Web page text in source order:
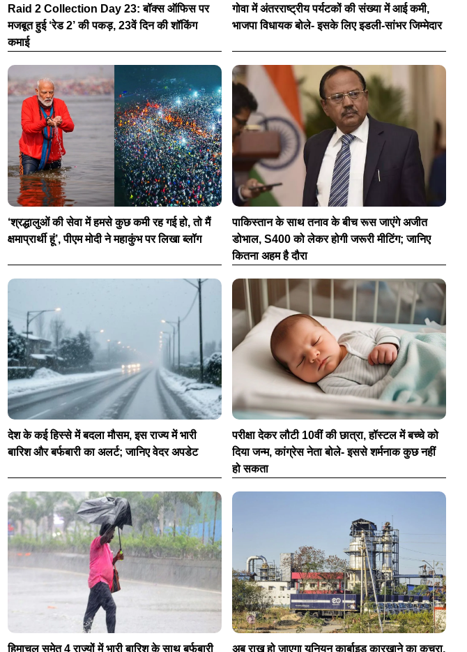
Raid 2 Collection Day 23: बॉक्स ऑफिस पर
मजबूत हुई ‘रेड 2’ की पकड़, 23वें दिन की शॉकिंग
कमाई
गोवा में अंतरराष्ट्रीय पर्यटकों की संख्या में आई कमी,
भाजपा विधायक बोले- इसके लिए इडली-सांभर जिम्मेदार
‘श्रद्धालुओं की सेवा में हमसे कुछ कमी रह गई हो, तो मैं
क्षमाप्रार्थी हूं’, पीएम मोदी ने महाकुंभ पर लिखा ब्लॉग
पाकिस्तान के साथ तनाव के बीच रूस जाएंगे अजीत
डोभाल, S400 को लेकर होगी जरूरी मीटिंग; जानिए
कितना अहम है दौरा
देश के कई हिस्से में बदला मौसम, इस राज्य में भारी
बारिश और बर्फबारी का अलर्ट; जानिए वेदर अपडेट
परीक्षा देकर लौटी 10वीं की छात्रा, हॉस्टल में बच्चे को
दिया जन्म, कांग्रेस नेता बोले- इससे शर्मनाक कुछ नहीं
हो सकता
हिमाचल समेत 4 राज्यों में भारी बारिश के साथ बर्फबारी अब राख हो जाएगा यूनियन कार्बाइड कारखाने का कचरा,